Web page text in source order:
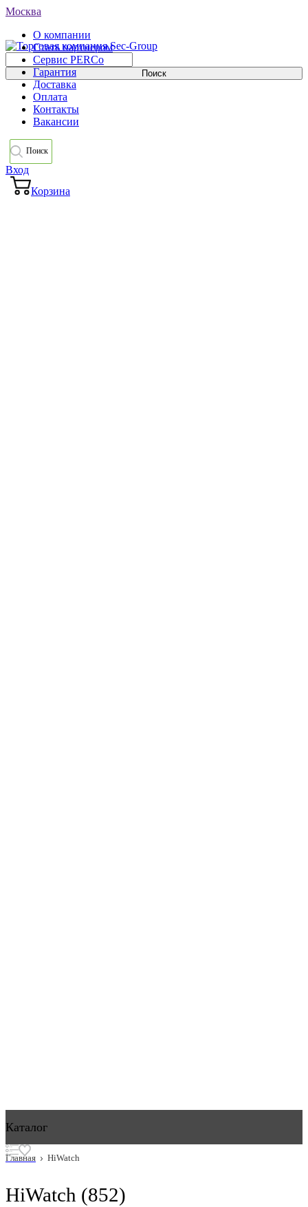
Москва
О компании
Стать партнером
Сервис PERCo
Гарантия
Доставка
Оплата
Контакты
Вакансии
Поиск
Вход
Корзина
Каталог
Главная HiWatch
HiWatch (852)